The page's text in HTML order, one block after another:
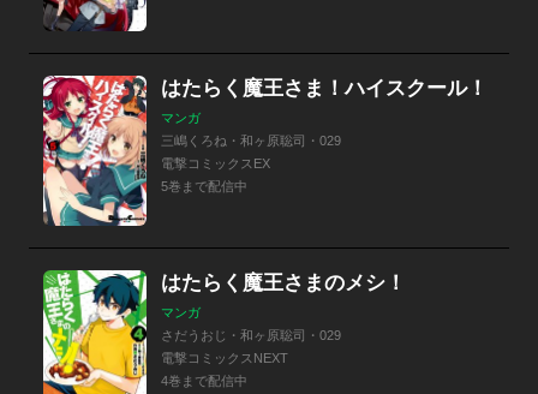
はたらく魔王さま！ハイスクール！
マンガ
三嶋くろね・和ヶ原聡司・029
電撃コミックスEX
5巻まで配信中
はたらく魔王さまのメシ！
マンガ
さだうおじ・和ヶ原聡司・029
電撃コミックスNEXT
4巻まで配信中